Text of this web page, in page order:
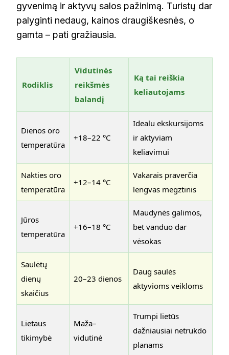
gyvenimą ir aktyvų salos pažinimą. Turistų dar
palyginti nedaug, kainos draugiškesnės, o
gamta – pati gražiausia.
Rodiklis
Vidutinės
reikšmės
balandį
Ką tai reiškia
keliautojams
Dienos oro
temperatūra
+18–22 °C
Idealu ekskursijoms
ir aktyviam
keliavimui
Nakties oro
temperatūra
+12–14 °C
Vakarais praverčia
lengvas megztinis
Jūros
temperatūra
+16–18 °C
Maudynės galimos,
bet vanduo dar
vėsokas
Saulėtų
dienų
skaičius
20–23 dienos
Daug saulės
aktyvioms veikloms
Lietaus
tikimybė
Maža–
vidutinė
Trumpi lietūs
dažniausiai netrukdo
planams